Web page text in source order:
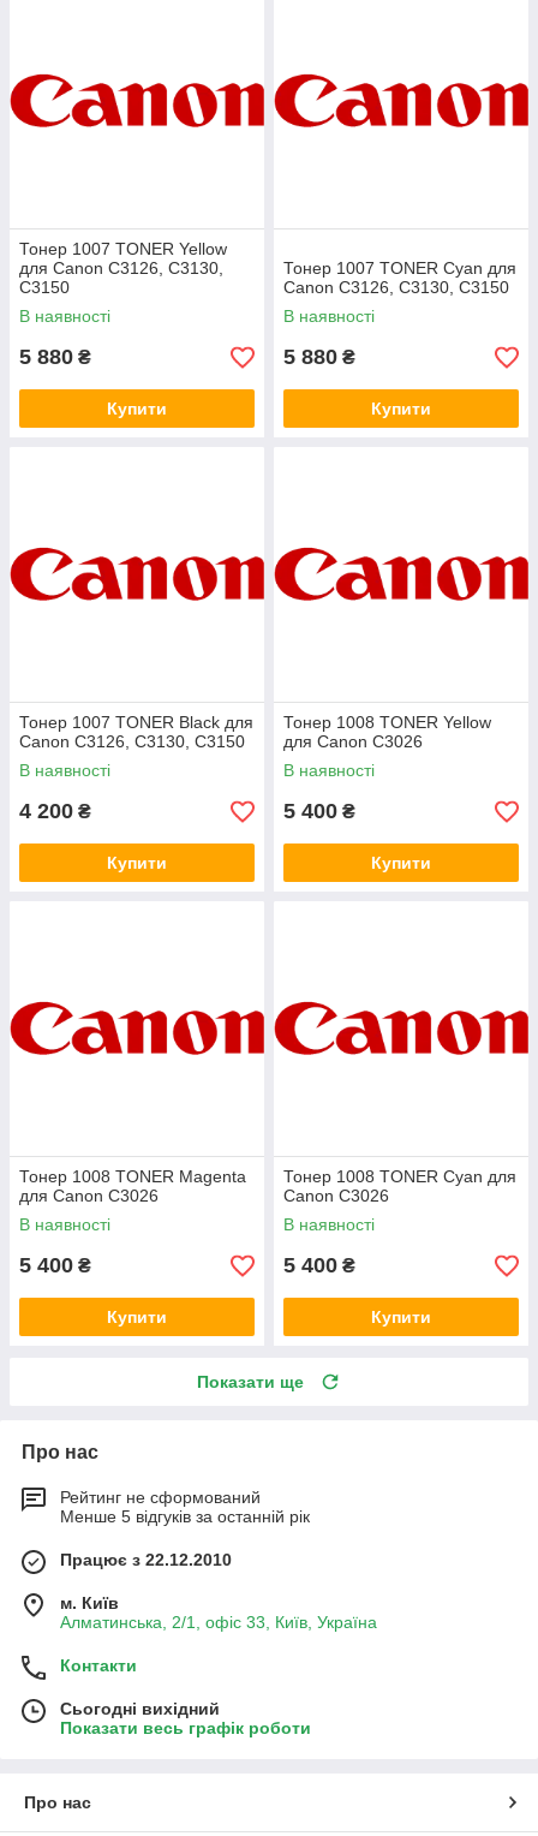
Тонер 1007 TONER Yellow
для Canon C3126, C3130,
C3150
В наявності
5 880 ₴
Купити
Тонер 1007 TONER Cyan для
Canon C3126, C3130, C3150
В наявності
5 880 ₴
Купити
Тонер 1007 TONER Black для
Canon C3126, C3130, C3150
В наявності
4 200 ₴
Купити
Тонер 1008 TONER Yellow
для Canon C3026
В наявності
5 400 ₴
Купити
Тонер 1008 TONER Magenta
для Canon C3026
В наявності
5 400 ₴
Купити
Тонер 1008 TONER Cyan для
Canon C3026
В наявності
5 400 ₴
Купити
Показати ще
Про нас
Рейтинг не сформований
Менше 5 відгуків за останній рік
Працює з 22.12.2010
м. Київ
Алматинська, 2/1, офіс 33, Київ, Україна
Контакти
Сьогодні вихідний
Показати весь графік роботи
Про нас